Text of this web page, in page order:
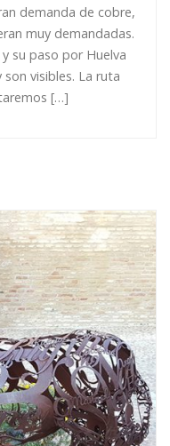
demanda de cobre,
muy demandadas.
su paso por Huelva
visibles. La ruta
[…]